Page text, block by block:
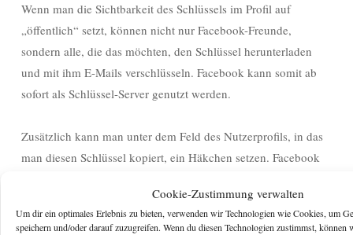
Cookie-Zustimmung verwalten
Um dir ein optimales Erlebnis zu bieten, verwenden wir Technologien wie Cookies, um
speichern und/oder darauf zuzugreifen. Wenn du diesen Technologien zustimmst, können
Wenn man die Sichtbarkeit des Schlüssels im Profil auf
„öffentlich“ setzt, können nicht nur Facebook-Freunde,
sondern alle, die das möchten, den Schlüssel herunterladen
und mit ihm E-Mails verschlüsseln. Facebook kann somit ab
sofort als Schlüssel-Server genutzt werden.
Zusätzlich kann man unter dem Feld des Nutzerprofils, in das
man diesen Schlüssel kopiert, ein Häkchen setzen. Facebook
Nachrichten an den Nutzer zu verschlüsseln. Das bringt
zusätzliche Sicherheit, wenn z. B. per E-Mail das Passwort